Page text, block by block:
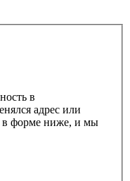
в
адрес или
в форме ниже, и мы